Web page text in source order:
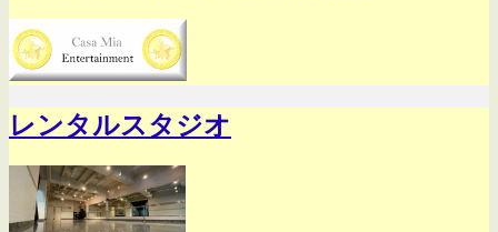
レンタルスタジオ